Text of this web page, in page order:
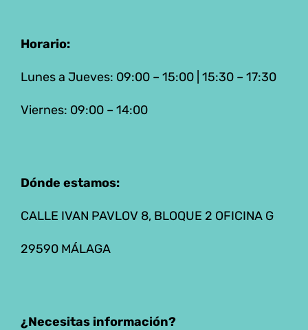
Horario:
Lunes a Jueves: 09:00 – 15:00 | 15:30 – 17:30
Viernes: 09:00 – 14:00
Dónde estamos:
CALLE IVAN PAVLOV 8, BLOQUE 2 OFICINA G
29590 MÁLAGA
¿Necesitas información?